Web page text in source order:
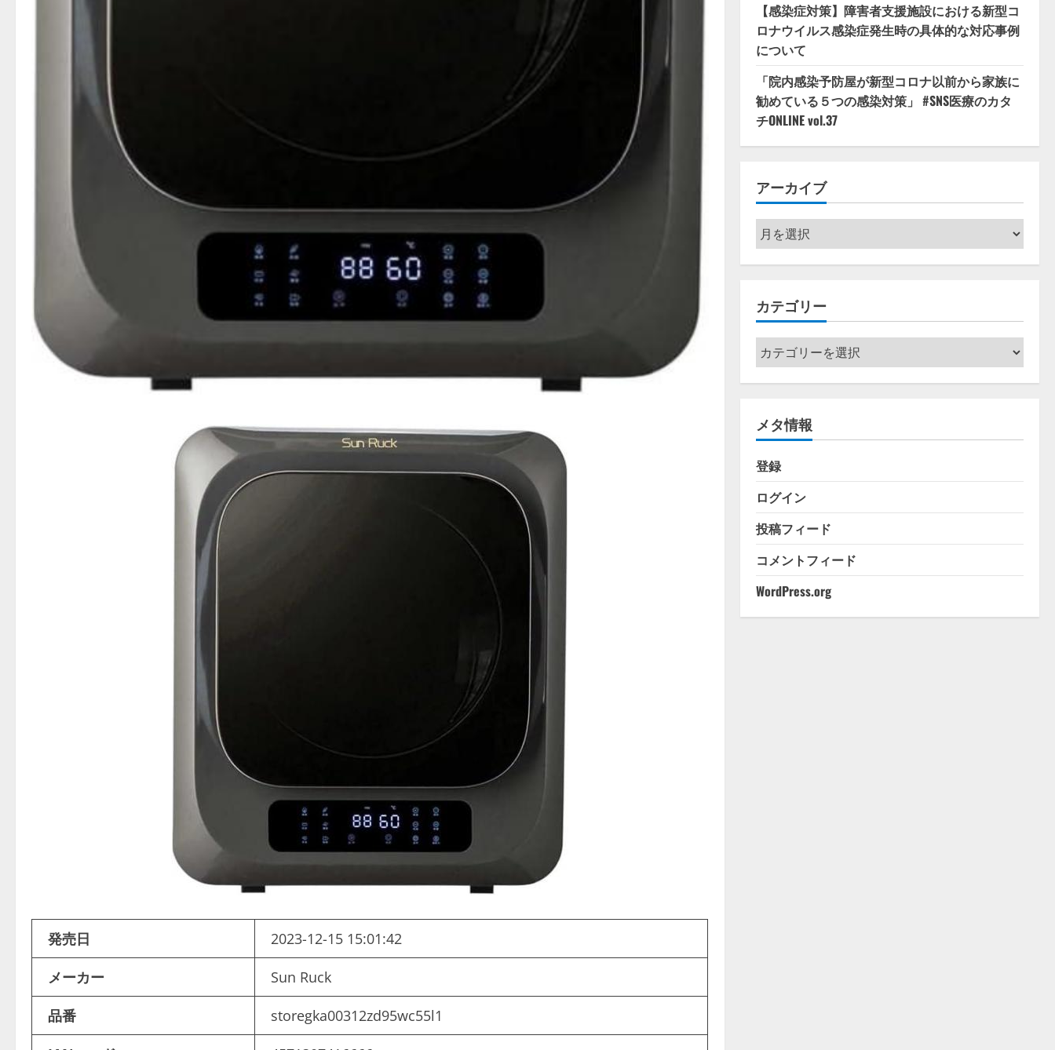
発売日 2023-12-15 15:01:42
メーカー Sun Ruck
品番 storegka00312zd95wc55l1
【感染症対策】障害者支援施設における新型コ
ロナウイルス感染症発生時の具体的な対応事例
について
「院内感染予防屋が新型コロナ以前から家族に
勧めている５つの感染対策」 #SNS医療のカタ
チONLINE vol.37
アーカイブ
ア
ー
カ
ブ
カテゴリー
カ
テ
ゴ
ー
メタ情報
登録
ログイン
投稿フィード
コメントフィード
WordPress.org